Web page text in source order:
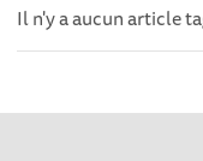
Il n'y a aucun article